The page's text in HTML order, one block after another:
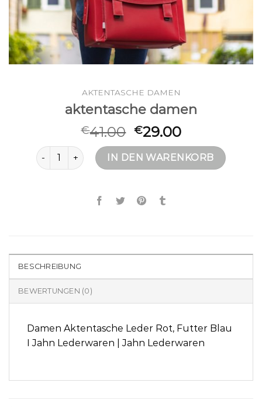
AKTENTASCHE DAMEN
aktentasche damen
€41.00 €29.00
aktentasche damen MengeIN DEN WARENKORB
BESCHREIBUNG
BEWERTUNGEN (0)
Damen Aktentasche Leder Rot, Futter Blau
I Jahn Lederwaren | Jahn Lederwaren